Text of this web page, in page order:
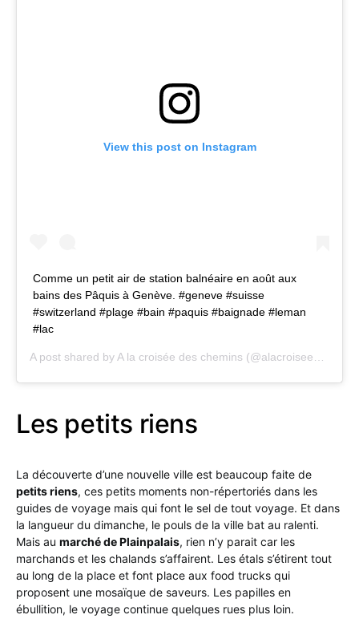
View this post on Instagram
Comme un petit air de station balnéaire en août aux
bains des Pâquis à Genève. #geneve #suisse
#switzerland #plage #bain #paquis #baignade #leman
#lac
A post shared by A la croisée des chemins (@alacroiseedes) on
Les petits riens
La découverte d’une nouvelle ville est beaucoup faite de
petits riens, ces petits moments non-répertoriés dans les
guides de voyage mais qui font le sel de tout voyage. Et dans
la langueur du dimanche, le pouls de la ville bat au ralenti.
Mais au marché de Plainpalais, rien n’y parait car les
marchands et les chalands s’affairent. Les étals s’étirent tout
au long de la place et font place aux food trucks qui
proposent une mosaïque de saveurs. Les papilles en
ébullition, le voyage continue quelques rues plus loin.